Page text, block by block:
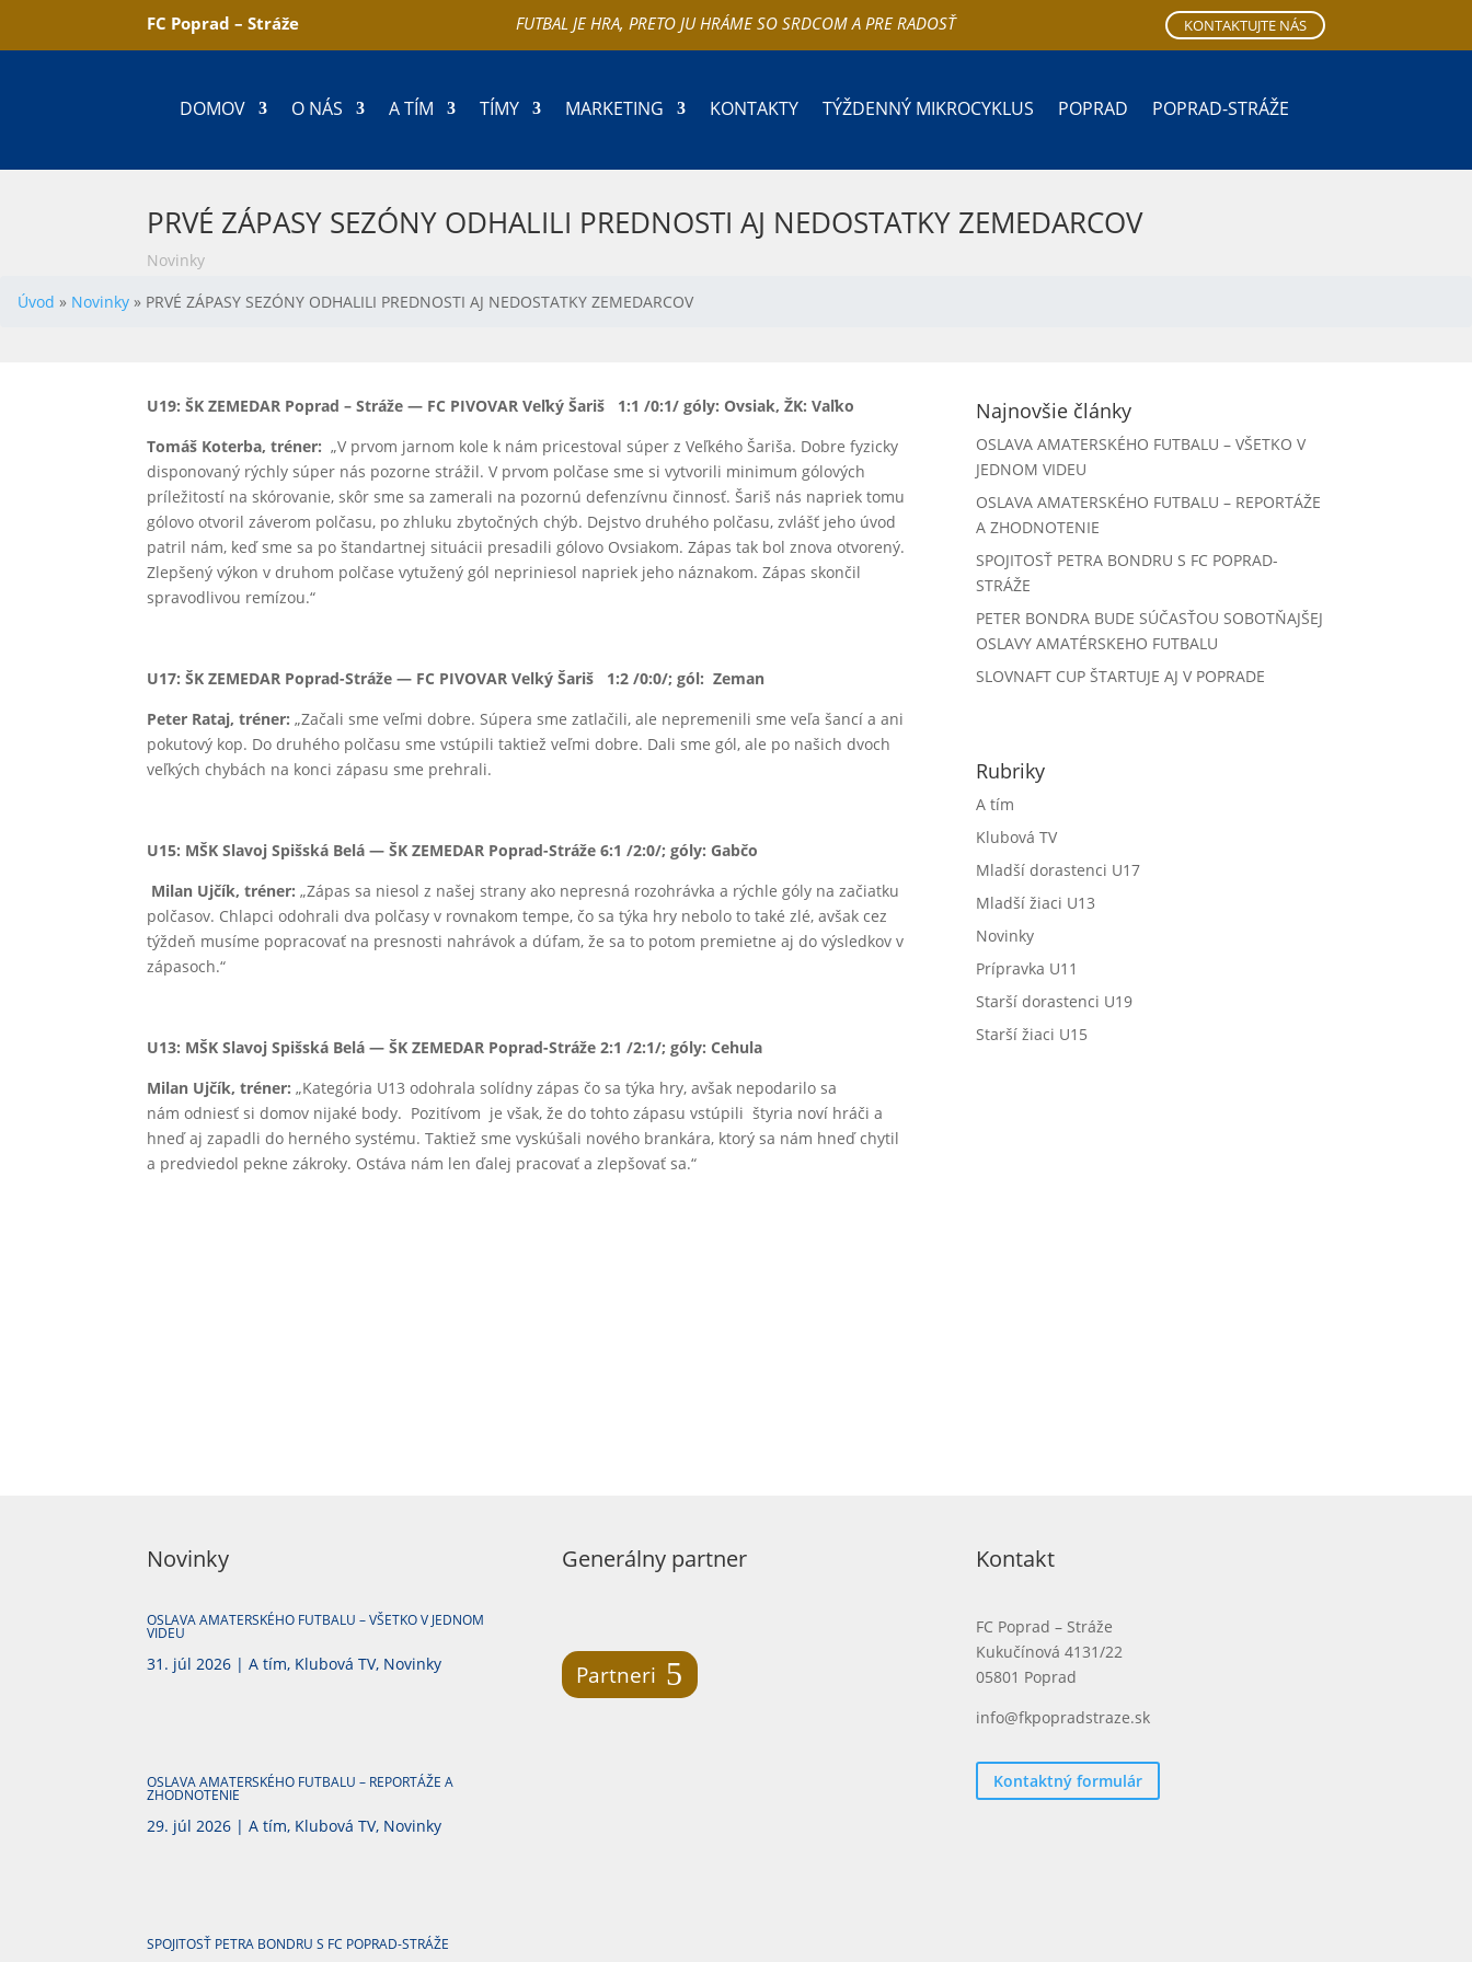
FC Poprad – Stráže FUTBAL JE HRA, PRETO JU HRÁME SO SRDCOM A PRE RADOSŤ KONTAKTUJTE NÁS
DOMOV O NÁS A TÍM TÍMY MARKETING KONTAKTY TÝŽDENNÝ MIKROCYKLUS POPRAD POPRAD-STRÁŽE
PRVÉ ZÁPASY SEZÓNY ODHALILI PREDNOSTI AJ NEDOSTATKY ZEMEDARCOV
Novinky
Úvod » Novinky » PRVÉ ZÁPASY SEZÓNY ODHALILI PREDNOSTI AJ NEDOSTATKY ZEMEDARCOV
U19: ŠK ZEMEDAR Poprad – Stráže — FC PIVOVAR Veľký Šariš
1:1 /0:1/ góly: Ovsiak, ŽK: Vaľko
Tomáš Koterba, tréner: „V prvom jarnom kole k nám pricestoval súper z Veľkého Šariša. Dobre fyzicky
disponovaný rýchly súper nás pozorne strážil. V prvom polčase sme si vytvorili minimum gólových
príležitostí na skórovanie, skôr sme sa zamerali na pozornú defenzívnu činnosť. Šariš nás napriek tomu
gólovo otvoril záverom polčasu, po zhluku zbytočných chýb. Dejstvo druhého polčasu, zvlášť jeho úvod
patril nám, keď sme sa po štandartnej situácii presadili gólovo Ovsiakom. Zápas tak bol znova otvorený.
Zlepšený výkon v druhom polčase vytužený gól nepriniesol napriek jeho náznakom. Zápas skončil
spravodlivou remízou.“
U17: ŠK ZEMEDAR Poprad-Stráže — FC PIVOVAR Velký Šariš 1:2 /0:0/; gól: Zeman
Peter Rataj, tréner: „Začali sme veľmi dobre. Súpera sme zatlačili, ale nepremenili sme veľa šancí aani
pokutový kop. Do druhého polčasu sme vstúpili taktiež veľmi dobre. Dali sme gól, ale po našich dvoch
veľkých chybách na konci zápasu sme prehrali.
U15: MŠK Slavoj Spišská Belá — ŠK ZEMEDAR Poprad-Stráže 6:1 /2:0/; góly: Gabčo
Milan Ujčík, tréner: „Zápas sa niesol z našej strany ako nepresná rozohrávka a rýchle góly na začiatku
polčasov. Chlapci odohrali dva polčasy v rovnakom tempe, čo sa týka hry nebolo to také zlé, avšak cez
týždeň musíme popracovať na presnosti nahrávok a dúfam, že sa to potom premietne aj do výsledkov v
zápasoch.“
U13: MŠK Slavoj Spišská Belá — ŠK ZEMEDAR Poprad-Stráže 2:1 /2:1/; góly: Cehula
Milan Ujčík, tréner: „Kategória U13 odohrala solídny zápas čo sa týka hry, avšak nepodarilo sa
námodniesť si domov nijaké body. Pozitívom je však, že do tohto zápasu vstúpili štyria noví hráči a
hneď aj zapadli do herného systému. Taktiež sme vyskúšali nového brankára, ktorý sa nám hneď chytil
a predviedol pekne zákroky. Ostáva nám len ďalej pracovať a zlepšovať sa.“
Najnovšie články
OSLAVA AMATERSKÉHO FUTBALU – VŠETKO V
JEDNOM VIDEU
OSLAVA AMATERSKÉHO FUTBALU – REPORTÁŽE
A ZHODNOTENIE
SPOJITOSŤ PETRA BONDRU S FC POPRAD-
STRÁŽE
PETER BONDRA BUDE SÚČASŤOU SOBOTŇAJŠEJ
OSLAVY AMATÉRSKEHO FUTBALU
SLOVNAFT CUP ŠTARTUJE AJ V POPRADE
Rubriky
A tím
Klubová TV
Mladší dorastenci U17
Mladší žiaci U13
Novinky
Prípravka U11
Starší dorastenci U19
Starší žiaci U15
Novinky
OSLAVA AMATERSKÉHO FUTBALU – VŠETKO V JEDNOM
VIDEU
31. júl 2026 |A tím, Klubová TV, Novinky
OSLAVA AMATERSKÉHO FUTBALU – REPORTÁŽE A
ZHODNOTENIE
29. júl 2026 |A tím, Klubová TV, Novinky
SPOJITOSŤ PETRA BONDRU S FC POPRAD-STRÁŽE
Generálny partner
Partneri
Kontakt
FC Poprad – Stráže
Kukučínová 4131/22
05801 Poprad
info@fkpopradstraze.sk
Kontaktný formulár